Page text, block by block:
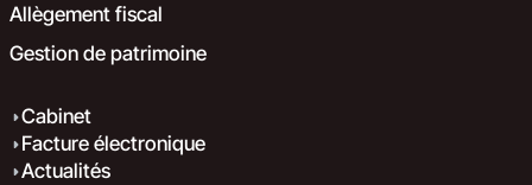
Allègement fiscal
Gestion de patrimoine
Cabinet
Facture électronique
Actualités